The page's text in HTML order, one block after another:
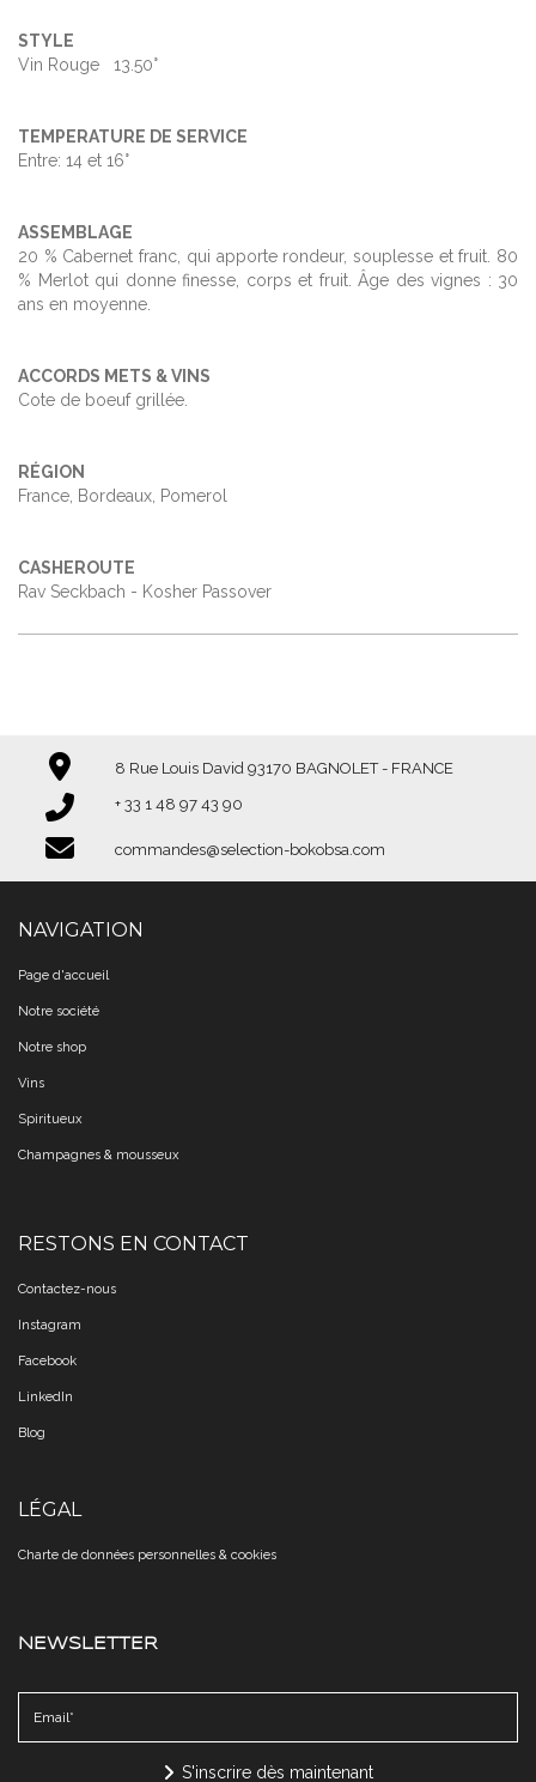
STYLE
Vin Rouge 13.50°
TEMPERATURE DE SERVICE
Entre: 14 et 16°
ASSEMBLAGE
20 % Cabernet franc, qui apporte rondeur, souplesse et fruit. 80
% Merlot qui donne finesse, corps et fruit. Âge des vignes : 30
ans en moyenne.
ACCORDS METS & VINS
Cote de boeuf grillée.
RÉGION
France, Bordeaux, Pomerol
CASHEROUTE
Rav Seckbach - Kosher Passover
8 Rue Louis David 93170 BAGNOLET - FRANCE
+ 33 1 48 97 43 90​​​​​​​
commandes@selection-bokobsa.com
NAVIGATION
Page d'accueil
Notre société
Notre shop
Vins
Spiritueux
Champagnes & mousseux
RESTONS EN CONTACT
Contactez-nous
Instagram
Facebook
LinkedIn
Blog
LÉGAL
Charte de données personnelles & cookies​​​​​​​
NEWSLETTER
S'inscrire dès maintenant